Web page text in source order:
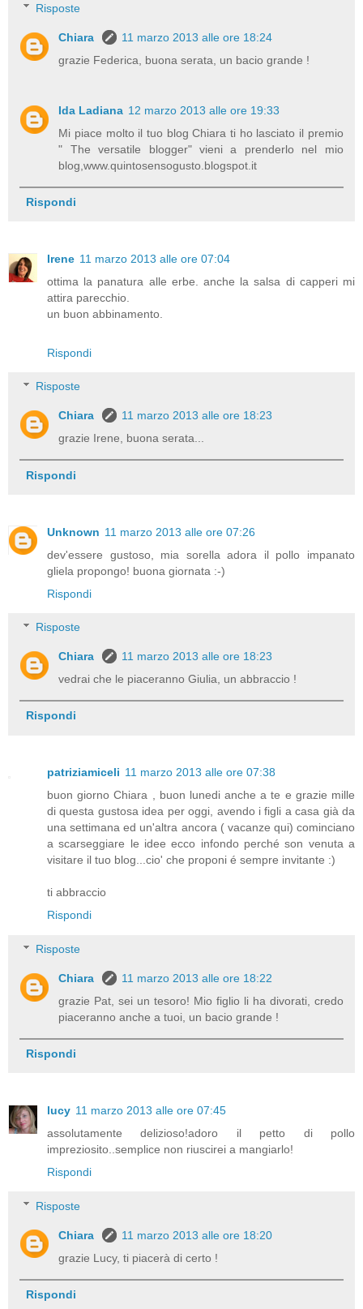
Risposte
Chiara
11 marzo 2013 alle ore 18:24
grazie Federica, buona serata, un bacio grande !
Ida Ladiana 12 marzo 2013 alle ore 19:33
Mi piace molto il tuo blog Chiara ti ho lasciato il premio
" The versatile blogger" vieni a prenderlo nel mio
blog,www.quintosensogusto.blogspot.it
Rispondi
Irene 11 marzo 2013 alle ore 07:04
ottima la panatura alle erbe. anche la salsa di capperi mi
attira parecchio.
un buon abbinamento.
Rispondi
Risposte
Chiara
11 marzo 2013 alle ore 18:23
grazie Irene, buona serata...
Rispondi
Unknown 11 marzo 2013 alle ore 07:26
dev'essere gustoso, mia sorella adora il pollo impanato
gliela propongo! buona giornata :-)
Rispondi
Risposte
Chiara
11 marzo 2013 alle ore 18:23
vedrai che le piaceranno Giulia, un abbraccio !
Rispondi
patriziamiceli 11 marzo 2013 alle ore 07:38
buon giorno Chiara , buon lunedi anche a te e grazie mille
di questa gustosa idea per oggi, avendo i figli a casa già da
una settimana ed un'altra ancora ( vacanze qui) cominciano
a scarseggiare le idee ecco infondo perché son venuta a
visitare il tuo blog...cio' che proponi é sempre invitante :)
ti abbraccio
Rispondi
Risposte
Chiara
11 marzo 2013 alle ore 18:22
grazie Pat, sei un tesoro! Mio figlio li ha divorati, credo
piaceranno anche a tuoi, un bacio grande !
Rispondi
lucy 11 marzo 2013 alle ore 07:45
assolutamente delizioso!adoro il petto di pollo
impreziosito..semplice non riuscirei a mangiarlo!
Rispondi
Risposte
Chiara
11 marzo 2013 alle ore 18:20
grazie Lucy, ti piacerà di certo !
Rispondi